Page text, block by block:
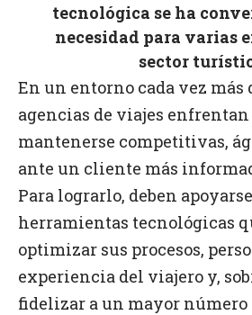
tecnológica se ha
necesidad para varias
sector
En un entorno cada vez
agencias de viajes enfrentan
mantenerse competitivas,
ante un cliente más
Para lograrlo, deben
herramientas tecnológicas
optimizar sus procesos,
experiencia del viajero y,
fidelizar a un mayor número